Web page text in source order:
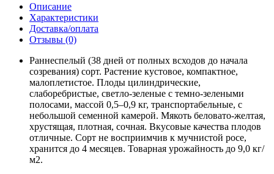
Описание
Характеристики
Доставка/оплата
Отзывы (0)
Раннеспелый (38 дней от полных всходов до начала
созревания) сорт. Растение кустовое, компактное,
малоплетистое. Плоды цилиндрические,
слаборебристые, светло-зеленые с темно-зелеными
полосами, массой 0,5–0,9 кг, транспортабельные, с
небольшой семенной камерой. Мякоть беловато-желтая,
хрустящая, плотная, сочная. Вкусовые качества плодов
отличные. Сорт не восприимчив к мучнистой росе,
хранится до 4 месяцев. Товарная урожайность до 9,0 кг/
м2.